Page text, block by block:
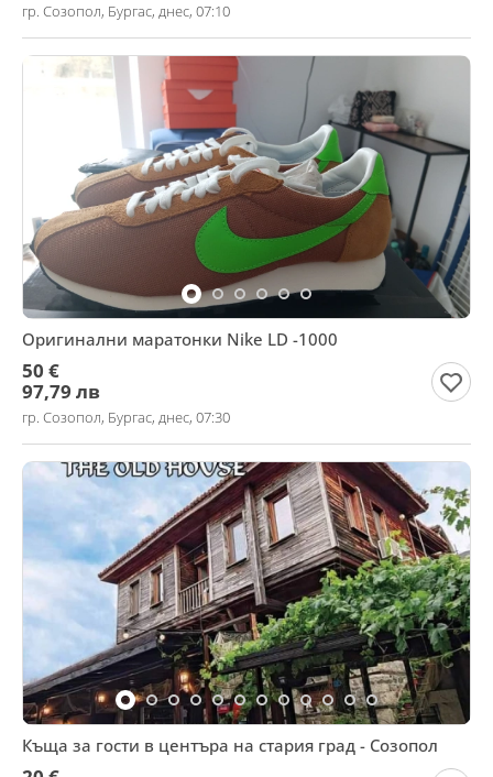
гр. Созопол, Бургас, днес, 07:10
Оригинални маратонки Nike LD -1000
50 €
97,79 лв
гр. Созопол, Бургас, днес, 07:30
Къща за гости в центъра на стария град - Созопол